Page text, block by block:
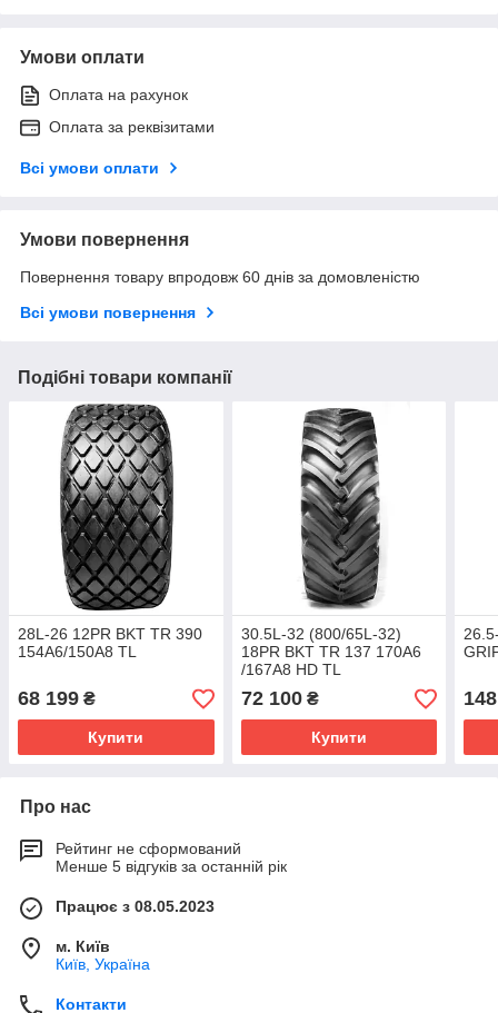
Умови оплати
Оплата на рахунок
Оплата за реквізитами
Всі умови оплати
Умови повернення
Повернення товару впродовж 60 днів за домовленістю
Всі умови повернення
Подібні товари компанії
28L-26 12PR BKT TR 390
154A6/150A8 TL
68 199 ₴
Купити
30.5L-32 (800/65L-32)
18PR BKT TR 137 170A6
/167A8 HD TL
72 100₴
Купити
Про нас
Рейтинг не сформований
Менше 5 відгуків за останній рік
Працює з 08.05.2023
м. Київ
Київ, Україна
Контакти